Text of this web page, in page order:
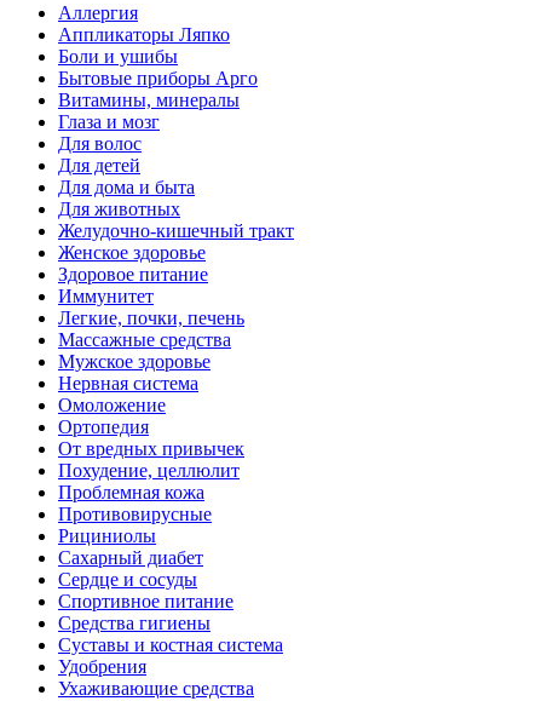
Аллергия
Аппликаторы Ляпко
Боли и ушибы
Бытовые приборы Арго
Витамины, минералы
Глаза и мозг
Для волос
Для детей
Для дома и быта
Для животных
Желудочно-кишечный тракт
Женское здоровье
Здоровое питание
Иммунитет
Легкие, почки, печень
Массажные средства
Мужское здоровье
Нервная система
Омоложение
Ортопедия
От вредных привычек
Похудение, целлюлит
Проблемная кожа
Противовирусные
Рициниолы
Сахарный диабет
Сердце и сосуды
Спортивное питание
Средства гигиены
Суставы и костная система
Удобрения
Ухаживающие средства